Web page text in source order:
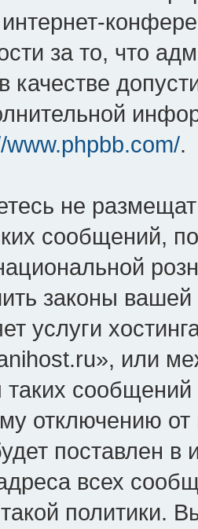
за то, что
качестве
www.phpbb.com/.
не
сообщений,
законы
услуги
или
отключению
поставлен в
всех
политики.